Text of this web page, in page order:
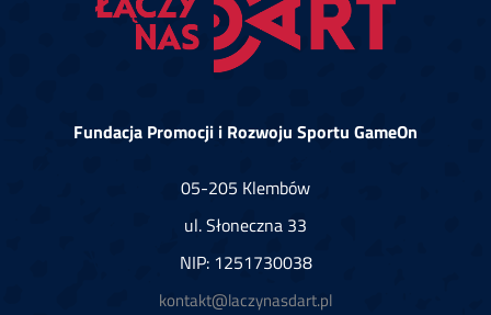
Fundacja Promocji i Rozwoju Sportu GameOn
05-205 Klembów
ul. Słoneczna 33
NIP: 1251730038
kontakt@laczynasdart.pl